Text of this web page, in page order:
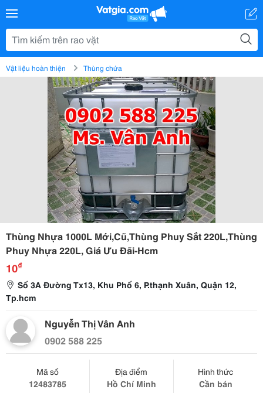
Vật liệu hoàn thiện Thùng chứa
Thùng Nhựa 1000L Mới,Cũ,Thùng Phuy Sắt 220L,Thùng
Phuy Nhựa 220L, Giá Ưu Đãi-Hcm
10₫
Số 3A Đường Tx13, Khu Phố 6, P.thạnh Xuân, Quận 12,
Tp.hcm
Nguyễn Thị Vân Anh
0902 588 225
Mã số
12483785
Địa điểm
Hồ Chí Minh
Hình thức
Cần bán